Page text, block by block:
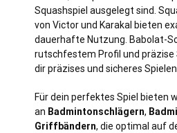
Squashspiel ausgelegt sind.
von Victor und Karakal bieten
dauerhafte Nutzung. Babolat-
rutschfestem Profil und präzise
dir präzises und sicheres Spielen.
Für dein perfektes Spiel bieten
an Badmintonschlägern,
Griffbändern, die optimal auf